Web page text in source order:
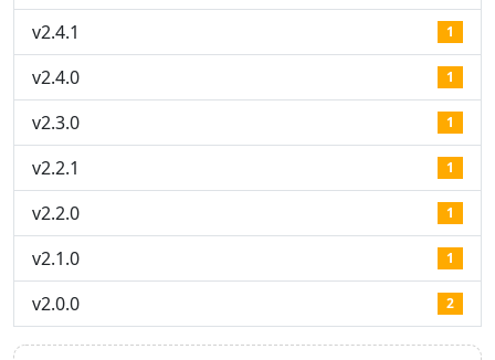
v2.4.1 1
v2.4.0 1
v2.3.0 1
v2.2.1 1
v2.2.0 1
v2.1.0 1
v2.0.0 2